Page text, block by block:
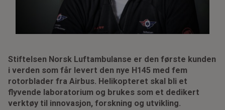
Stiftelsen Norsk Luftambulanse er den første kunden
i verden som får levert den nye H145 med fem
rotorblader fra Airbus. Helikopteret skal bli et
flyvende laboratorium og brukes som et dedikert
verktøy til innovasjon, forskning og utvikling.